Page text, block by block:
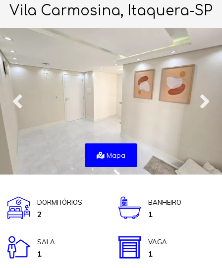
Vila Carmosina, Itaquera-SP
Mapa
DORMITÓRIOS
2
BANHEIRO
1
SALA
1
VAGA
1